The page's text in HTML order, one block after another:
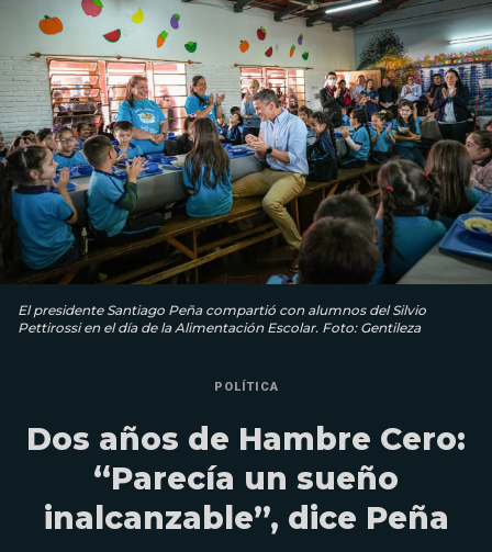
El presidente Santiago Peña compartió con alumnos del Silvio
Pettirossi en el día de la Alimentación Escolar. Foto: Gentileza
POLÍTICA
Dos años de Hambre Cero:
“Parecía un sueño
inalcanzable”, dice Peña